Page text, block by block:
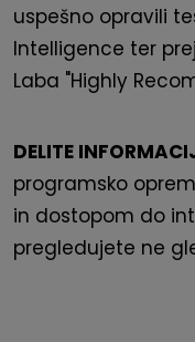
uspešno opravili
Intelligence ter
Laba "Highly
DELITE
programsko
in dostopom do
pregledujete ne